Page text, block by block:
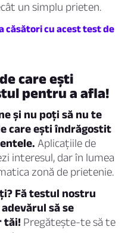
un simplu prieten.
căsători cu acest test de
care ești
pentru a afla!
și nu poți să nu te
care ești îndrăgostit
Aplicațiile de
interesul, dar în lumea
zonă de prietenie.
Fă testul nostru
să se
tăi! Pregătește-te să te